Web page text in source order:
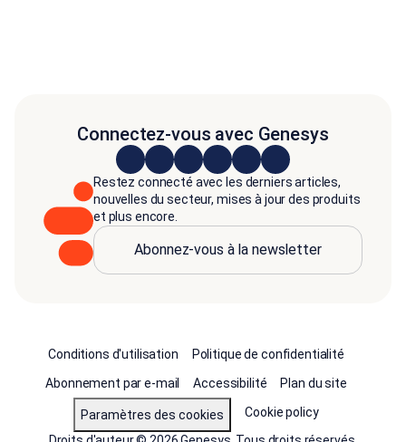
Connectez-vous avec Genesys
Restez connecté avec les derniers articles,
nouvelles du secteur, mises à jour des produits
et plus encore.
Abonnez-vous à la newsletter
Conditions d'utilisation
Politique de confidentialité
Abonnement par e-mail
Accessibilité Plan du site
Paramètres des cookies
Cookie policy